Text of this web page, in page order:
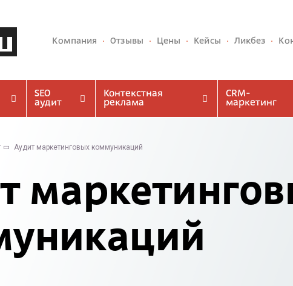
Компания Отзывы Цены Кейсы Ликбез
SEO
аудит
Контекстная
реклама
CRM-
маркетинг
Аудит маркетинговых коммуникаций